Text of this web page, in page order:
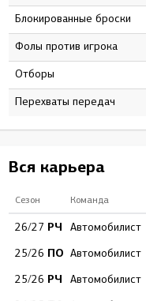
Блокированные броски
Фолы против игрока
Отборы
Перехваты передач
Вся карьера
Сезон Команда
26/27 РЧ Автомобилист
25/26 ПО Автомобилист
25/26 РЧ Автомобилист